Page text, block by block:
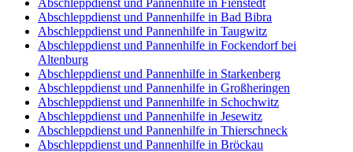
Abschleppdienst und Pannenhilfe in Fienstedt
Abschleppdienst und Pannenhilfe in Bad Bibra
Abschleppdienst und Pannenhilfe in Taugwitz
Abschleppdienst und Pannenhilfe in Fockendorf bei
Altenburg
Abschleppdienst und Pannenhilfe in Starkenberg
Abschleppdienst und Pannenhilfe in Großheringen
Abschleppdienst und Pannenhilfe in Schochwitz
Abschleppdienst und Pannenhilfe in Jesewitz
Abschleppdienst und Pannenhilfe in Thierschneck
Abschleppdienst und Pannenhilfe in Bröckau